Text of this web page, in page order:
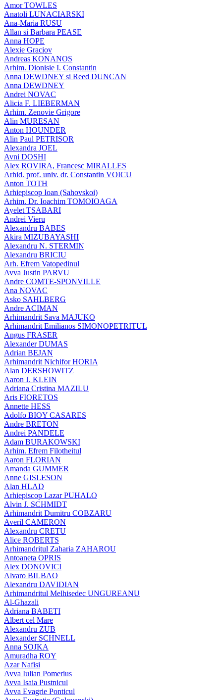
Amor TOWLES
Anatoli LUNACIARSKI
Ana-Maria RUSU
Allan si Barbara PEASE
Anna HOPE
Alexie Graciov
Andreas KONANOS
Arhim. Dionisie I. Constantin
Anna DEWDNEY si Reed DUNCAN
Anna DEWDNEY
Andrei NOVAC
Alicia F. LIEBERMAN
Arhim. Zenovie Grigore
Alin MURESAN
Anton HOUNDER
Alin Paul PETRISOR
Alexandra JOEL
Avni DOSHI
Alex ROVIRA, Francesc MIRALLES
Arhid. prof. univ. dr. Constantin VOICU
Anton TOTH
Arhiepiscop Ioan (Sahovskoi)
Arhim. Dr. Ioachim TOMOIOAGA
Ayelet TSABARI
Andrei Vieru
Alexandru BABES
Akira MIZUBAYASHI
Alexandru N. STERMIN
Alexandru BRICIU
Arh. Efrem Vatopedinul
Avva Justin PARVU
Andre COMTE-SPONVILLE
Ana NOVAC
Asko SAHLBERG
Andre ACIMAN
Arhimandrit Sava MAJUKO
Arhimandrit Emilianos SIMONOPETRITUL
Angus FRASER
Alexander DUMAS
Adrian BEJAN
Arhimandrit Nichifor HORIA
Alan DERSHOWITZ
Aaron J. KLEIN
Adriana Cristina MAZILU
Aris FIORETOS
Annette HESS
Adolfo BIOY CASARES
Andre BRETON
Andrei PANDELE
Adam BURAKOWSKI
Arhim. Efrem Filotheitul
Aaron FLORIAN
Amanda GUMMER
Anne GISLESON
Alan HLAD
Arhiepiscop Lazar PUHALO
Alvin J. SCHMIDT
Arhimandrit Dumitru COBZARU
Averil CAMERON
Alexandru CRETU
Alice ROBERTS
Arhimandritul Zaharia ZAHAROU
Antoaneta OPRIS
Alex DONOVICI
Alvaro BILBAO
Alexandru DAVIDIAN
Arhimandritul Melhisedec UNGUREANU
Al-Ghazali
Adriana BABETI
Albert cel Mare
Alexandru ZUB
Alexander SCHNELL
Anna SOJKA
Amuradha ROY
Azar Nafisi
Avva Iulian Pomerius
Avva Isaia Pustnicul
Avva Evagrie Ponticul